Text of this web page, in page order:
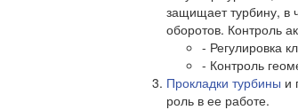
защищает турбину, в
оборотов. Контроль
- Регулировка
- Контроль
Прокладки турбины и
роль в ее работе.